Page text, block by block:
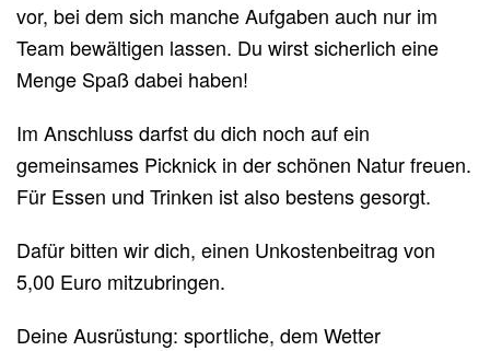
vor, bei dem sich manche Aufgaben auch nur im
Team bewältigen lassen. Du wirst sicherlich eine
Menge Spaß dabei haben!
Im Anschluss darfst du dich noch auf ein
gemeinsames Picknick in der schönen Natur freuen.
Für Essen und Trinken ist also bestens gesorgt.
Dafür bitten wir dich, einen Unkostenbeitrag von
5,00 Euro mitzubringen.
Deine Ausrüstung: sportliche, dem Wetter